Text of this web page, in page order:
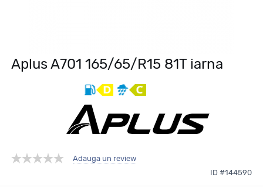
Aplus A701 165/65/R15 81T iarna
Adauga un review
ID #144590